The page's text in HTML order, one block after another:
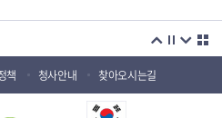
화재단 하남역사박물관
책 청사안내 찾아오시는길